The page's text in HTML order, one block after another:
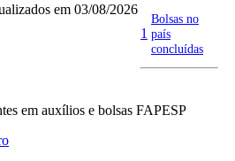
em 03/08/2026
1
Bolsas no
país
concluídas
em auxílios e bolsas FAPESP